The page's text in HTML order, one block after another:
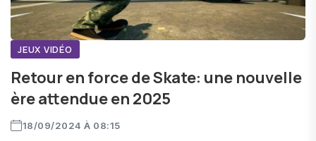
JEUX VIDÉO
Retour en force de Skate: une nouvelle
ère attendue en 2025
18/09/2024 À 08:15